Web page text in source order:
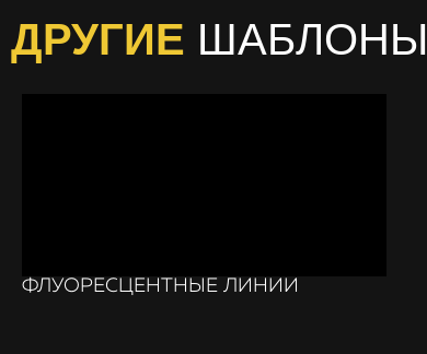
ДРУГИЕ ШАБЛОНЫ
ФЛУОРЕСЦЕНТНЫЕ ЛИНИИ